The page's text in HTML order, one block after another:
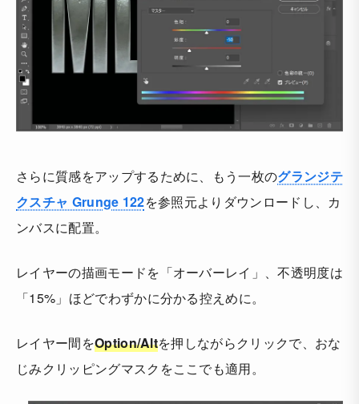
さらに質感をアップするために、もう一枚のグランジテ
クスチャ Grunge 122を参照元よりダウンロードし、カ
ンバスに配置。
レイヤーの描画モードを「オーバーレイ」、不透明度は
「15%」ほどでわずかに分かる控えめに。
レイヤー間をOption/Altを押しながらクリックで、おな
じみクリッピングマスクをここでも適用。